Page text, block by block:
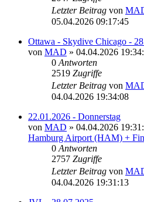
Letzter Beitrag von
05.04.2026 09:17:45
Ottawa - Skydive Chicago -
von MAD » 04.04.2026
0 Antworten
2519 Zugriffe
Letzter Beitrag von
04.04.2026 19:34:08
22.01.2026 - Donnerstag
von MAD » 04.04.2026
Hamburg Airport (HAM) +
0 Antworten
2757 Zugriffe
Letzter Beitrag von
04.04.2026 19:31:13